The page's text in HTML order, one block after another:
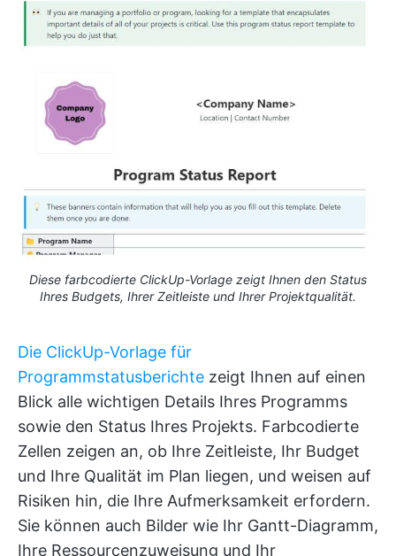
Diese farbcodierte ClickUp-Vorlage zeigt Ihnen den Status
Ihres Budgets, Ihrer Zeitleiste und Ihrer Projektqualität.
Die ClickUp-Vorlage für
Programmstatusberichte zeigt Ihnen auf einen
Blick alle wichtigen Details Ihres Programms
sowie den Status Ihres Projekts. Farbcodierte
Zellen zeigen an, ob Ihre Zeitleiste, Ihr Budget
und Ihre Qualität im Plan liegen, und weisen auf
Risiken hin, die Ihre Aufmerksamkeit erfordern.
Sie können auch Bilder wie Ihr Gantt-Diagramm,
Ihre Ressourcenzuweisung und Ihr